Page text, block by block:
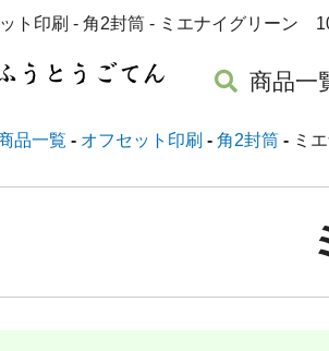
ト印刷 - 角2封筒 - ミエナイグリーン
商品一
品一覧 オフセット印刷 角2封筒 ミ